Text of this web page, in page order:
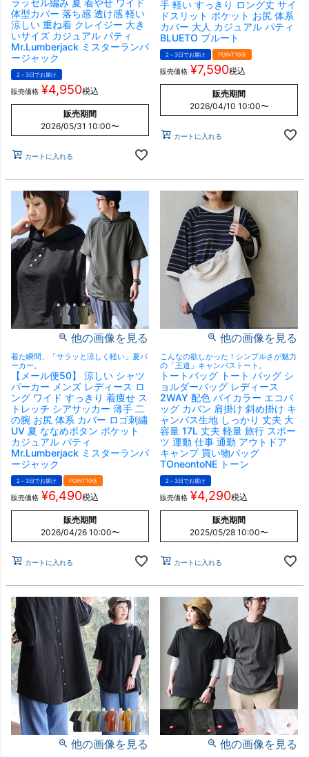
ラッセル編み 夏 着やせ ワイド
体型カバー 落ち感 透け感 軽い
涼しい 重ね着 クレイジー 大き
いサイズ カジュアル パティ
Mr.Lumberjack ミスターランバ
ージャック
2～3日でお届け
販売価格 ¥4,950税込
販売期間
2026/05/31 10:00〜
カートに入れる
手 軽い すっきり ロング丈 サイ
ドスリット ポケット お尻 体系
カバー 大人 カジュアル パティ
BLUETO ブルート
2～3日でお届け POINT10倍
販売価格 ¥7,590税込
販売期間
2026/04/10 10:00〜
カートに入れる
他の画像を見る
着た瞬間、「サラッと涼しく軽い」夏パ
ーカー。
【メール便50】 涼しい シャツ
パーカー メンズ レディース ロ
ング ワイド すっきり 着痩せ ス
トレッチ シアサッカー 薄手 二
の腕 お尻 体系 カバー ロゴ刺繍
UV 夏 ななめボタン ポケット
カジュアル パティ
Mr.Lumberjack ミスターランバ
ージャック
2～3日でお届け POINT10倍
販売価格 ¥6,490税込
販売期間
2026/04/26 10:00〜
カートに入れる
他の画像を見る
こんなの欲しかった！シンプルさが魅力
の「王道」キャンバストート。
トートバッグ トート バッグ シ
ョルダーバッグ レディース
2WAY 配色 バイカラー エコバ
ッグ カバン 肩掛け 斜め掛け キ
ャンバス生地 しっかり 丈夫 大
容量 17L 丈夫 軽量 旅行 スポー
ツ 運動 仕事 通勤 アウトドア
キャンプ 買い物バッグ
TOneontoNE トーン
2～3日でお届け
販売価格 ¥4,290税込
販売期間
2025/05/28 10:00〜
カートに入れる
他の画像を見る 他の画像を見る